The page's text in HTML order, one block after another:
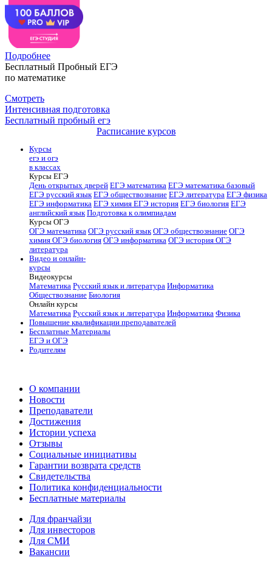
Подробнее
Бесплатный Пробный ЕГЭ
по математике
Смотреть
Интенсивная подготовка
Бесплатный пробный егэ
Расписание курсов
Курсы
егэ и огэ
в классах
Курсы ЕГЭ
День открытых дверей ЕГЭ математика ЕГЭ математика базовый
ЕГЭ русский язык ЕГЭ обществознание ЕГЭ литература ЕГЭ физика
ЕГЭ информатика ЕГЭ химия ЕГЭ история ЕГЭ биология ЕГЭ
английский язык Подготовка к олимпиадам
Курсы ОГЭ
ОГЭ математика ОГЭ русский язык ОГЭ обществознание ОГЭ
химия ОГЭ биология ОГЭ информатика ОГЭ история ОГЭ
литература
Видео и онлайн-
курсы
Видеокурсы
Математика Русский язык и литература Информатика
Обществознание Биология
Онлайн курсы
Математика Русский язык и литература Информатика Физика
Повышение квалификации преподавателей
Бесплатные Материалы
ЕГЭ и ОГЭ
Родителям
О компании
Новости
Преподаватели
Достижения
Истории успеха
Отзывы
Социальные инициативы
Гарантии возврата средств
Свидетельства
Политика конфиденциальности
Бесплатные материалы
Для франчайзи
Для инвесторов
Для СМИ
Вакансии